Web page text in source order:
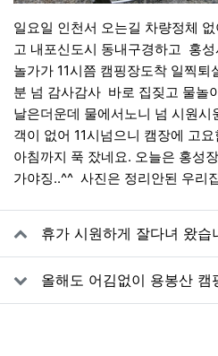
일요일 인천서 오는길 차량정체
고 내포신도시 동내구경하고 홍
놀가가 11시쯤 캠핑장도착 일찍
분 넘 감사감사 바로 집짖고 물놀
날은더운데 물에서노니 넘 시원
객이 없어 11시넘으니 캠장에 고
아침까지 푹 잤네요. 오늘은 홍성
가야징..^^ 사진은 정리안된 우리
관련자료
휴가 시원하게 잘다녀 왔습
올해도 어김없이 용봉산 캠